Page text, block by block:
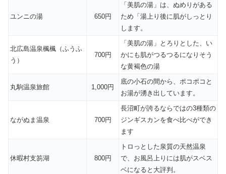
ユンニの湯 650円
「美肌の湯」は、ぬめりがある
ため「湯上り後に肌がしっとり
します。
北広島温泉楓楓（ふうふ
う）
700円
「美肌の湯」とろりとした、い
かにも肌がつるつるになりそう
な黄褐色の湯
丸駒温泉旅館 1,000円
底の小石の間から、ポコポコと
お湯が湧き出しています。
ながぬま温泉 700円
長沼町が誇るならではの3種類の
ジンギスカンを食べ比べができ
ます
休暇村支笏湖 800円
トロっとした泉質の天然温泉
で、お風呂上りには肌がスベス
ベになると大評判。